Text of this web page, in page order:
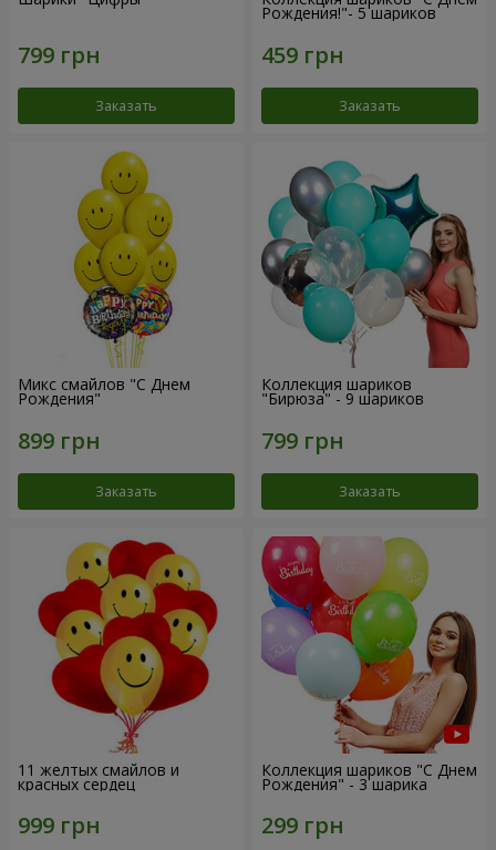
Заказать
Рождения!"- 5 шариков
Заказать
Микс смайлов "C Днем
Рождения"
Заказать
Коллекция шариков
"Бирюза" - 9 шариков
Заказать
11 желтых смайлов и
красных сердец
Коллекция шариков "С Днем
Рождения" - 3 шарика